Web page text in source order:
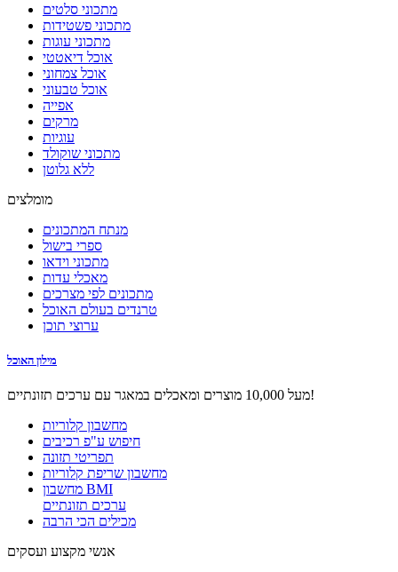
מתכוני סלטים
מתכוני פשטידות
מתכוני עוגות
אוכל דיאטטי
אוכל צמחוני
אוכל טבעוני
אפייה
מרקים
עוגיות
מתכוני שוקולד
ללא גלוטן
מומלצים
מנתח המתכונים
ספרי בישול
מתכוני וידאו
מאכלי עדות
מתכונים לפי מצרכים
טרנדים בעולם האוכל
ערוצי תוכן
מילון האוכל
מעל 10,000 מוצרים ומאכלים במאגר עם ערכים תזונתיים!
מחשבון קלוריות
חיפוש ע"פ רכיבים
תפריטי תזונה
מחשבון שריפת קלוריות
מחשבון BMI
ערכים תזונתיים
מכילים הכי הרבה
אנשי מקצוע ועסקים